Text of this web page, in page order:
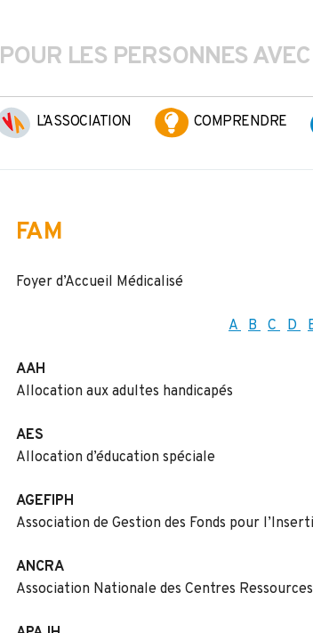
POUR LES PERSONNES AVEC
L’ASSOCIATION COMPRENDRE
FAM
Foyer d’Accueil Médicalisé
A B C D
AAH
Allocation aux adultes handicapés
AES
Allocation d’éducation spéciale
AGEFIPH
Association de Gestion des Fonds pour
ANCRA
Association Nationale des Centres